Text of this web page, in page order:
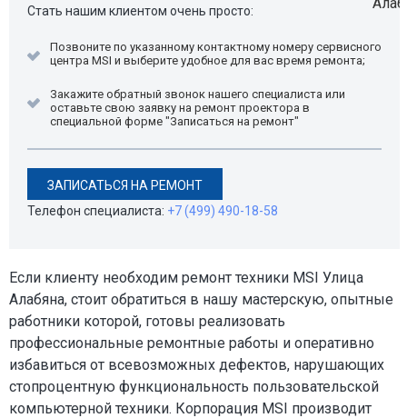
Стать нашим клиентом очень просто:
Позвоните по указанному контактному номеру сервисного
центра MSI и выберите удобное для вас время ремонта;
Закажите обратный звонок нашего специалиста или
оставьте свою заявку на ремонт проектора в
специальной форме "Записаться на ремонт"
ЗАПИСАТЬСЯ НА РЕМОНТ
Телефон специалиста: +7 (499) 490-18-58
Если клиенту необходим ремонт техники MSI Улица
Алабяна, стоит обратиться в нашу мастерскую, опытные
работники которой, готовы реализовать
профессиональные ремонтные работы и оперативно
избавиться от всевозможных дефектов, нарушающих
стопроцентную функциональность пользовательской
компьютерной техники. Корпорация MSI производит